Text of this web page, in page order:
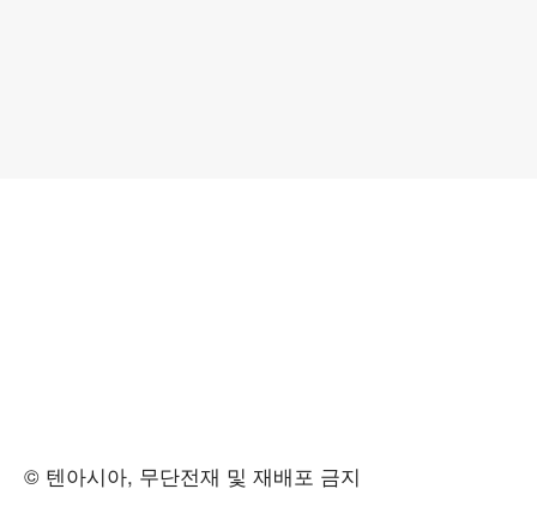
© 텐아시아, 무단전재 및 재배포 금지